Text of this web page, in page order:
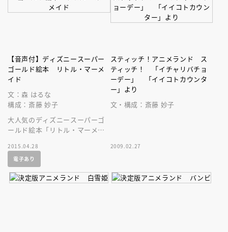
【音声付】ディズニースーパー
ゴールド絵本 リトル・マーメ
イド
文：森 はるな
構成：斎藤 妙子
大人気のディズニースーパーゴ
ールド絵本「リトル・マーメイ
なって登場です！ 名作を持ち
歩こう！
2015.04.28
電子あり
スティッチ！アニメランド ス
ティッチ！ 「イチャリバチョ
ーデー」 「イイコトカウンタ
ー」より
文・構成：斎藤 妙子
2009.02.27